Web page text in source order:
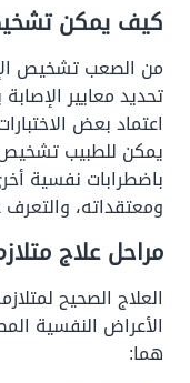
كيف يمكن
من الصعب تشخيص
تحديد معايير
اعتماد بعض
يمكن للطبيب تشخيص
باضطرابات نفسية
ومعتقداته،
مراحل علاج
العلاج الصحيح
الأعراض النفسية
هما: